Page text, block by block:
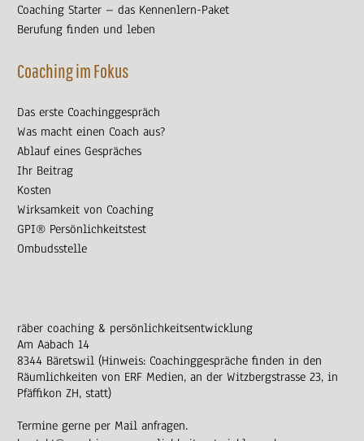
Coaching Starter – das Kennenlern-Paket
Berufung finden und leben
Coaching im Fokus
Das erste Coachinggespräch
Was macht einen Coach aus?
Ablauf eines Gespräches
Ihr Beitrag
Kosten
Wirksamkeit von Coaching
GPI® Persönlichkeitstest
Ombudsstelle
räber coaching & persönlichkeitsentwicklung
Am Aabach 14
8344 Bäretswil (Hinweis: Coachinggespräche finden in den
Räumlichkeiten von ERF Medien, an der Witzbergstrasse 23, in
Pfäffikon ZH, statt)
Termine gerne per Mail anfragen.